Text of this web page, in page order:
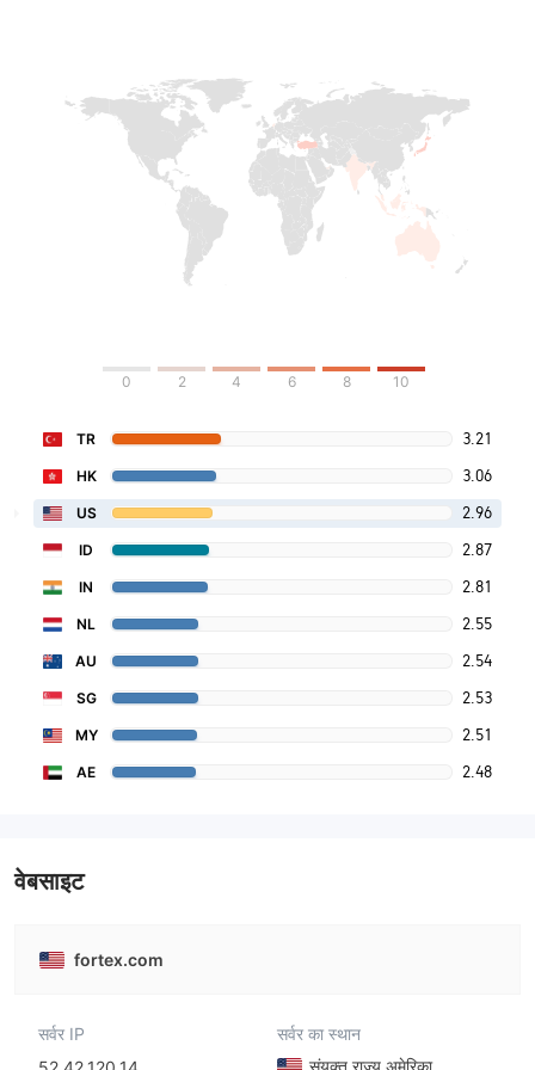
0 2 4 6 8 10
TR 3.21
HK 3.06
US 2.96
ID 2.87
IN 2.81
NL 2.55
AU 2.54
SG 2.53
MY 2.51
AE 2.48
वेबसाइट
fortex.com
सर्वर IP
सर्वर का स्थान